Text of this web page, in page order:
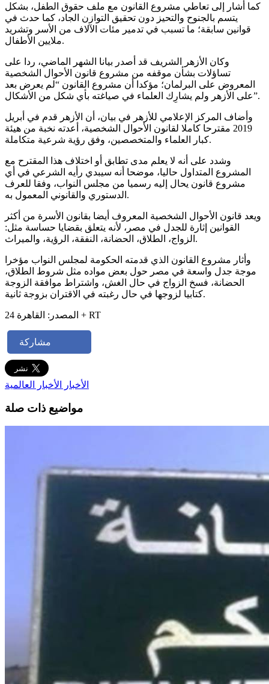
كما أشار إلى تعاطي مشروع القانون مع ملف حقوق الطفل، بشكل
يتسم بالجنوح والتحيز دون تحقيق التوازن الجاد، كما حدث في
قوانين سابقة؛ ما تسبب في تدمير مئات الآلاف من الأسر وتشريد
ملايين الأطفال.
وكان الأزهر الشريف قد أصدر بيانا الشهر الماضي، ردا على
تساؤلات بشأن موقفه من مشروع قانون الأحوال الشخصية
المعروض على البرلمان؛ مؤكدا أن مشروع القانون “لم يعرض بعد
على الأزهر ولم يشارِك العلماء في صياغته بأي شكل من الأشكال”.
وأضاف المركز الإعلامي للأزهر في بيان، أن الأزهر قدم في أبريل
2019 مقترحا كاملا لقانون الأحوال الشخصية، أعدته نخبة من هيئة
كبار العلماء والمتخصصين، وفق رؤية شرعية متكاملة.
وشدد على أنه لا يعلم مدى تطابق أو اختلاف هذا المقترح مع
المشروع المتداول حاليا، موضحا أنه سيبدي رأيه الشرعي في أي
مشروع قانون يحال إليه رسميا من مجلس النواب، وفقا للعرف
الدستوري والقانوني المعمول به.
ويعد قانون الأحوال الشخصية المعروف أيضا بقانون الأسرة من أكثر
القوانين إثارة للجدل في مصر، لأنه يتعلق بقضايا حساسة مثل:
الزواج، الطلاق، الحضانة، النفقة، الرؤية، والميراث.
وأثار مشروع القانون الذي قدمته الحكومة لمجلس النواب مؤخرا
موجة جدل واسعة في مصر حول بعض مواده مثل شروط الطلاق،
الحضانة، فسخ الزواج في حال الغش، واشتراط موافقة الزوجة
كتابيا لزوجها في حال رغبته في الاقتران بزوجة ثانية.
المصدر: القاهرة 24 + RT
مشاركة
الأخبار الأخبار العالمية
مواضيع ذات صلة